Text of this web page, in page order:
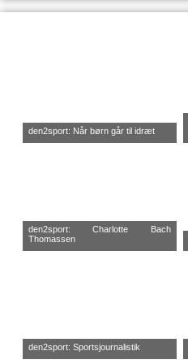
den2sport: Når børn går til idræt
den2sport: Charlotte Bach
Thomassen
den2sport: Sportsjournalistik